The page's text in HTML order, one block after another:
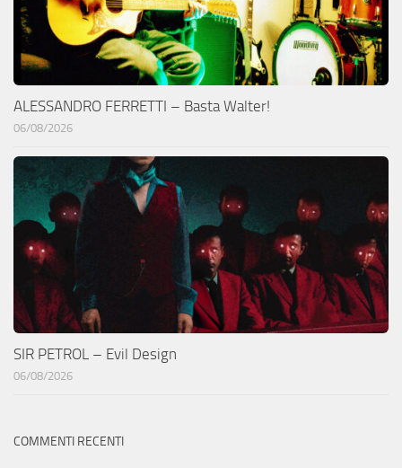
ALESSANDRO FERRETTI – Basta Walter!
06/08/2026
SIR PETROL – Evil Design
06/08/2026
COMMENTI RECENTI